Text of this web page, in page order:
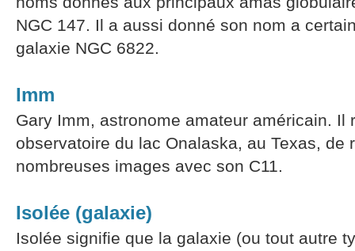
NGC 147. Il a aussi donné son nom a
galaxie NGC 6822.
Imm
Gary Imm, astronome amateur américain. Il
observatoire du lac Onalaska, au Texas, de
nombreuses images avec son C11.
Isolée (galaxie)
Isolée signifie que la galaxie (ou tout autre